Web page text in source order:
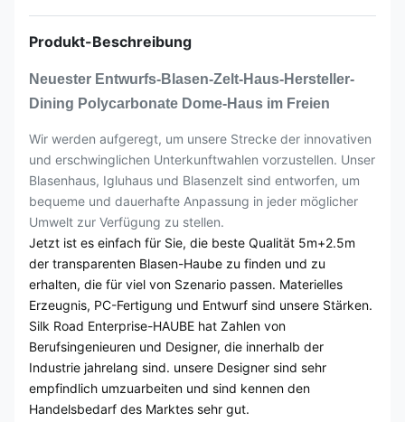
Produkt-Beschreibung
Neuester Entwurfs-Blasen-Zelt-Haus-Hersteller-
Dining Polycarbonate Dome-Haus im Freien
Wir werden aufgeregt, um unsere Strecke der innovativen
und erschwinglichen Unterkunftwahlen vorzustellen. Unser
Blasenhaus, Igluhaus und Blasenzelt sind entworfen, um
bequeme und dauerhafte Anpassung in jeder möglicher
Umwelt zur Verfügung zu stellen.
Jetzt ist es einfach für Sie, die beste Qualität 5m+2.5m
der transparenten Blasen-Haube zu finden und zu
erhalten, die für viel von Szenario passen. Materielles
Erzeugnis, PC-Fertigung und Entwurf sind unsere Stärken.
Silk Road Enterprise-HAUBE hat Zahlen von
Berufsingenieuren und Designer, die innerhalb der
Industrie jahrelang sind. unsere Designer sind sehr
empfindlich umzuarbeiten und sind kennen den
Handelsbedarf des Marktes sehr gut.